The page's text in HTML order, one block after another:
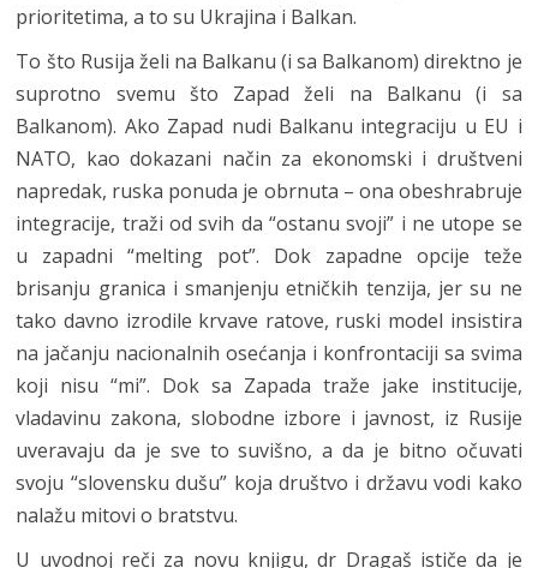
prioritetima, a to su Ukrajina i Balkan.
To što Rusija želi na Balkanu (i sa Balkanom) direktno je
suprotno svemu što Zapad želi na Balkanu (i sa
Balkanom). Ako Zapad nudi Balkanu integraciju u EU i
NATO, kao dokazani način za ekonomski i društveni
napredak, ruska ponuda je obrnuta – ona obeshrabruje
integracije, traži od svih da “ostanu svoji” i ne utope se
u zapadni “melting pot”. Dok zapadne opcije teže
brisanju granica i smanjenju etničkih tenzija, jer su ne
tako davno izrodile krvave ratove, ruski model insistira
na jačanju nacionalnih osećanja i konfrontaciji sa svima
koji nisu “mi”. Dok sa Zapada traže jake institucije,
vladavinu zakona, slobodne izbore i javnost, iz Rusije
uveravaju da je sve to suvišno, a da je bitno očuvati
svoju “slovensku dušu” koja društvo i državu vodi kako
nalažu mitovi o bratstvu.
U uvodnoj reči za novu knjigu, dr Dragaš ističe da je